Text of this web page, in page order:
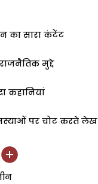
का सारा कंटेंट
मुद्दे
कहानियां
पर चोट करते लेख